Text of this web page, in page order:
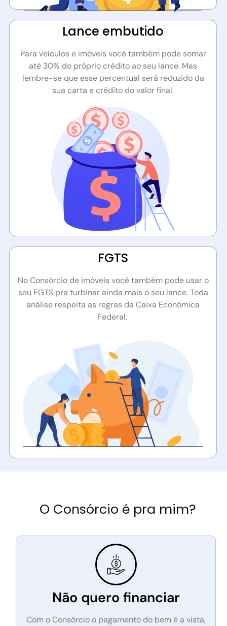
Lance embutido​
Para veículos e imóveis você também pode somar
até 30% do próprio crédito ao seu lance. Mas
lembre-se que esse percentual será reduzido da
sua carta e crédito do valor final.
FGTS​
No Consórcio de imóveis você também pode usar o
seu FGTS pra turbinar ainda mais o seu lance. Toda
análise respeita as regras da Caixa Econômica
Federal.
O Consórcio é pra mim?
Não quero financiar
Com o Consórcio o pagamento do bem é a vista,